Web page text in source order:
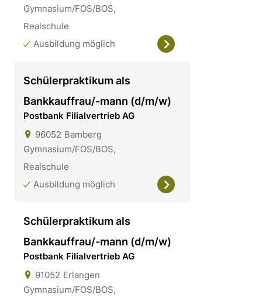
Gymnasium/FOS/BOS,
Realschule
Ausbildung möglich
Schülerpraktikum als
Bankkauffrau/-mann (d/m/w)
Postbank Filialvertrieb AG
96052 Bamberg
Gymnasium/FOS/BOS,
Realschule
Ausbildung möglich
Schülerpraktikum als
Bankkauffrau/-mann (d/m/w)
Postbank Filialvertrieb AG
91052 Erlangen
Gymnasium/FOS/BOS,